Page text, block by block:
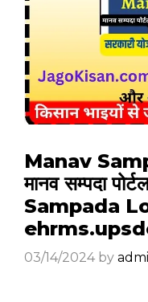
Manav
मानव सम्पदा
Sampada
03/14/2024 by